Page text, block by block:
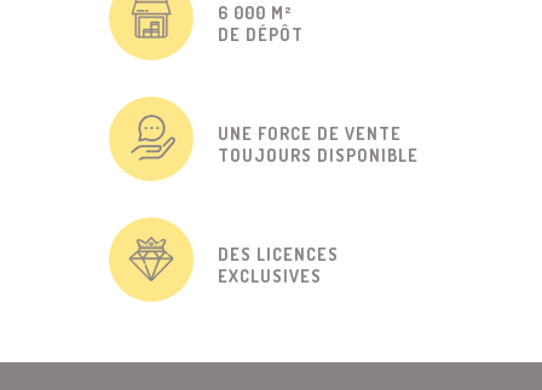
6 000 M²
DE DÉPÔT
UNE FORCE DE VENTE
TOUJOURS DISPONIBLE
DES LICENCES
EXCLUSIVES